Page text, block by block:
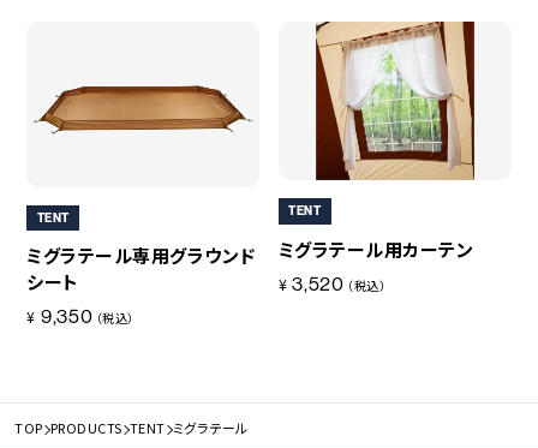
TENT
ミグラテール専用グラウンド
シート
¥ 9,350 （税込）
TENT
ミグラテール用カーテン
¥ 3,520 （税込）
TOP PRODUCTS TENT ミグラテール